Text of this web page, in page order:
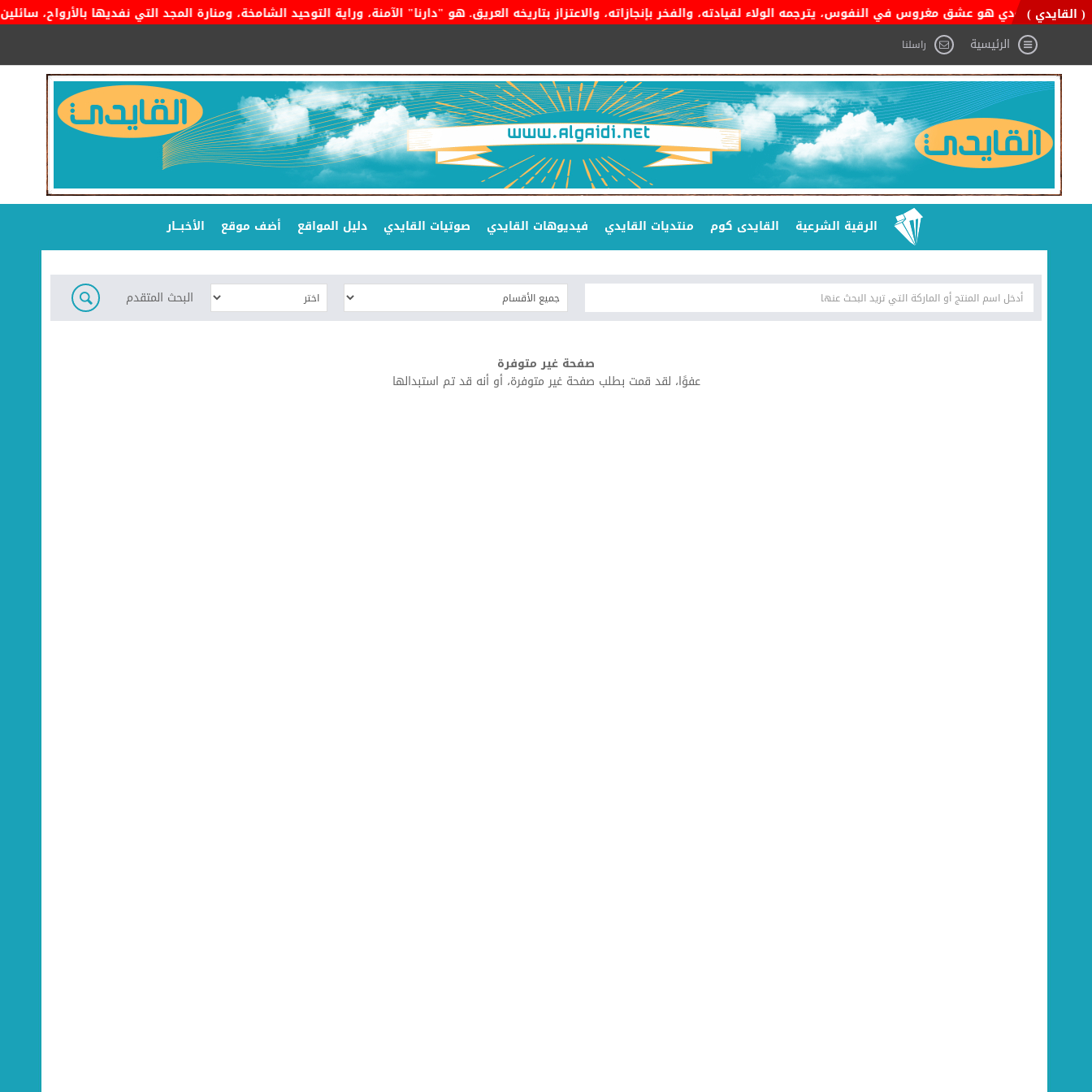
( القايدي )
السعودي هو عشق مغروس في النفوس، يترجمه الولاء لقيادته، والفخر بإنجازاته، والاعتزاز بتاريخه العريق. هو "دارنا" الآمنة، وراية التوحيد الشامخة، ومنارة المجد التي نفديها بالأرواح، سائلين
الرئيسية
راسلنا
الرقية الشرعية القايدى كوم منتديات القايدي فيديوهات القايدي صوتيات القايدي دليل المواقع أضف موقع الأخبـــار
البحث المتقدم
صفحة غير متوفرة
عفوًا، لقد قمت بطلب صفحة غير متوفرة، أو أنه قد تم استبدالها